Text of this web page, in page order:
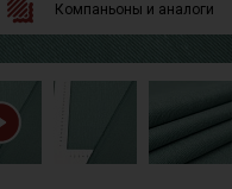
Компаньоны и аналоги